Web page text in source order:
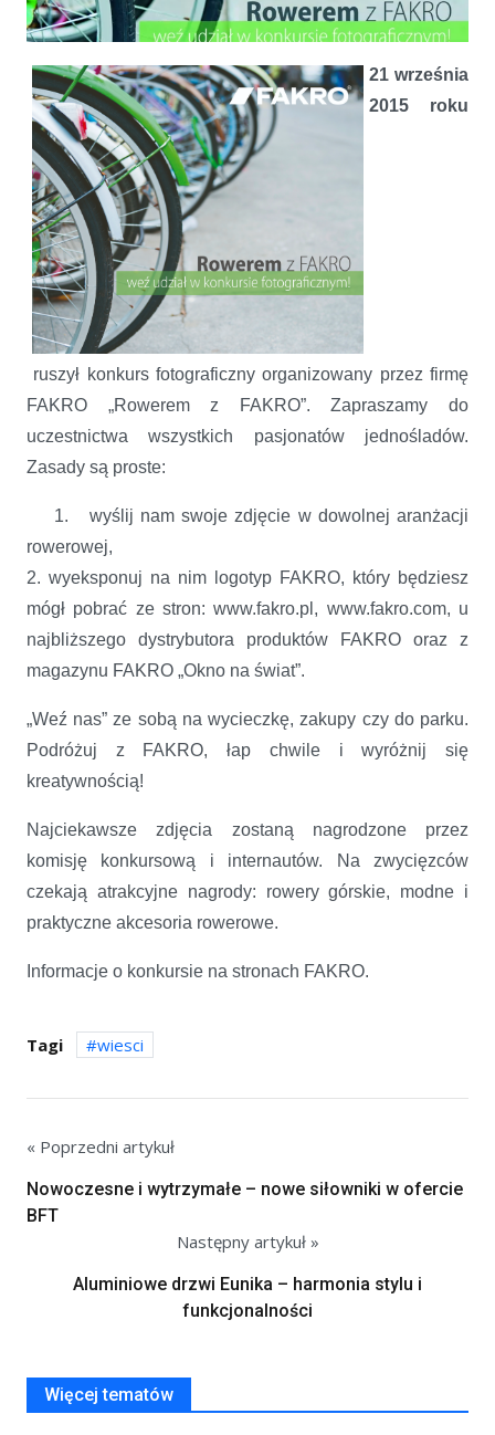
Rowerem z FAKRO – fotograficzny konkurs dla miłośników
jednośladów!
21 września
2015 roku
ruszył konkurs fotograficzny organizowany przez firmę
FAKRO „Rowerem z FAKRO”. Zapraszamy do
uczestnictwa wszystkich pasjonatów jednośladów.
Zasady są proste:
1. wyślij nam swoje zdjęcie w dowolnej aranżacji
rowerowej,
2. wyeksponuj na nim logotyp FAKRO, który będziesz
mógł pobrać ze stron: www.fakro.pl, www.fakro.com, u
najbliższego dystrybutora produktów FAKRO oraz z
magazynu FAKRO „Okno na świat”.
„Weź nas” ze sobą na wycieczkę, zakupy czy do parku.
Podróżuj z FAKRO, łap chwile i wyróżnij się
kreatywnością!
Najciekawsze zdjęcia zostaną nagrodzone przez
komisję konkursową i internautów. Na zwycięzców
czekają atrakcyjne nagrody: rowery górskie, modne i
praktyczne akcesoria rowerowe.
Informacje o konkursie na stronach FAKRO.
Tagi wiesci
« Poprzedni artykuł
Nowoczesne i wytrzymałe – nowe siłowniki w ofercie
BFT
Następny artykuł »
Aluminiowe drzwi Eunika – harmonia stylu i
funkcjonalności
Więcej tematów